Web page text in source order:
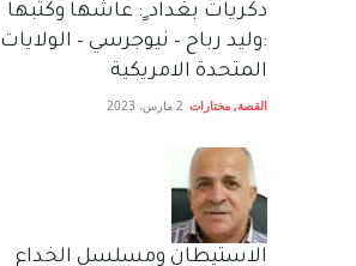
دكريات بغداد ٍ: عاشها وكتبها
:وليد رباح – نيوجرسي – الولايات
المتحدة الامريكية
القصة, مختارات 2 مارس، 2023
الاستيطان ومسلسل الخداع